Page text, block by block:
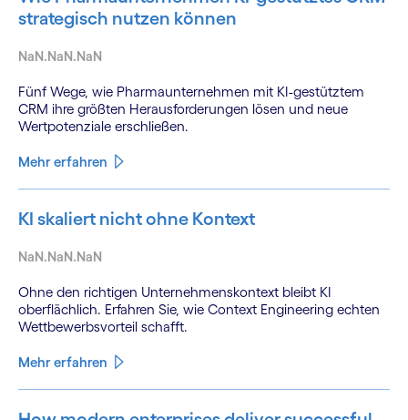
strategisch nutzen können
NaN.NaN.NaN
Fünf Wege, wie Pharmaunternehmen mit KI-gestütztem
CRM ihre größten Herausforderungen lösen und neue
Wertpotenziale erschließen.
Mehr erfahren
KI skaliert nicht ohne Kontext
NaN.NaN.NaN
Ohne den richtigen Unternehmenskontext bleibt KI
oberflächlich. Erfahren Sie, wie Context Engineering echten
Wettbewerbsvorteil schafft.
Mehr erfahren